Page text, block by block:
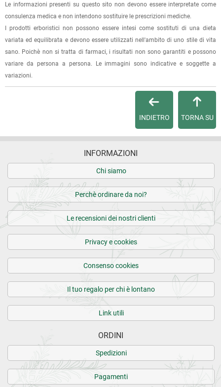
01.08.2024
Ottimo miele
miele buonissimo da consigliare a turri
21.03.2021
Molto molto gradevole.
14.03.2021
5 stelle x il prodotto ... delicato e gustoso..ne darei 3 per
il prezzo ...un po' caruccio.
CARICA ALTRE RECENSIONI SU QUESTO PRODOTTO>
oppure dalla fattura se richiesta al momento dell'ordine
(selezionando l'apposita casella del modulo d'ordine e
specificando l'indirizzo di fatturazione).
Dalla tuaArea Clientepotrai verificare lo stato di lavorazione
dell'ordine e lo stato della spedizione.
Per qualsiasi informazione, contattaci viae-mail.
Condizioni di vendita
Le informazioni presenti su questo sito non devono essere interpretate come
consulenza medica e non intendono sostituire le prescrizioni mediche.
I prodotti erboristici non possono essere intesi come sostituti di una dieta
variata ed equilibrata e devono essere utilizzati nell'ambito di uno stile di vita
sano. Poichè non si tratta di farmaci, i risultati non sono garantiti e possono
variare da persona a persona. Le immagini sono indicative e soggette a
variazioni.
TORNA SU
INDIETRO
INFORMAZIONI
Chi siamo
Perchè ordinare da noi?
Le recensioni dei nostri clienti
Privacy e cookies
Consenso cookies
Il tuo regalo per chi è lontano
Link utili
ORDINI
Spedizioni
Pagamenti